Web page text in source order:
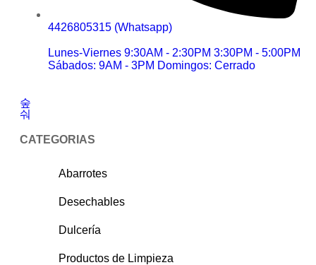
4426805315 (Whatsapp)
Lunes-Viernes 9:30AM - 2:30PM 3:30PM - 5:00PM
Sábados: 9AM - 3PM Domingos: Cerrado
CATEGORIAS
Abarrotes
Desechables
Dulcería
Productos de Limpieza